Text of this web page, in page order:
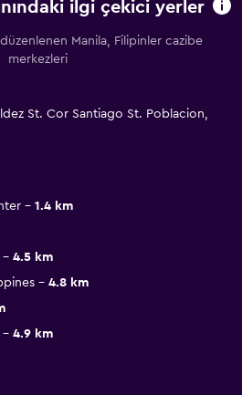
ilgi çekici yerler
Manila, Filipinler cazibe
merkezleri
St. Cor Santiago St. Poblacion,
1.4 km
4.5 km
4.8 km
4.9 km